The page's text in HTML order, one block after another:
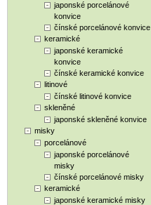
japonské porcelánové
konvice
čínské porcelánové konvice
keramické
japonské keramické
konvice
čínské keramické konvice
litinové
čínské litinové konvice
skleněné
japonské skleněné konvice
misky
porcelánové
japonské porcelánové
misky
čínské porcelánové misky
keramické
japonské keramické misky